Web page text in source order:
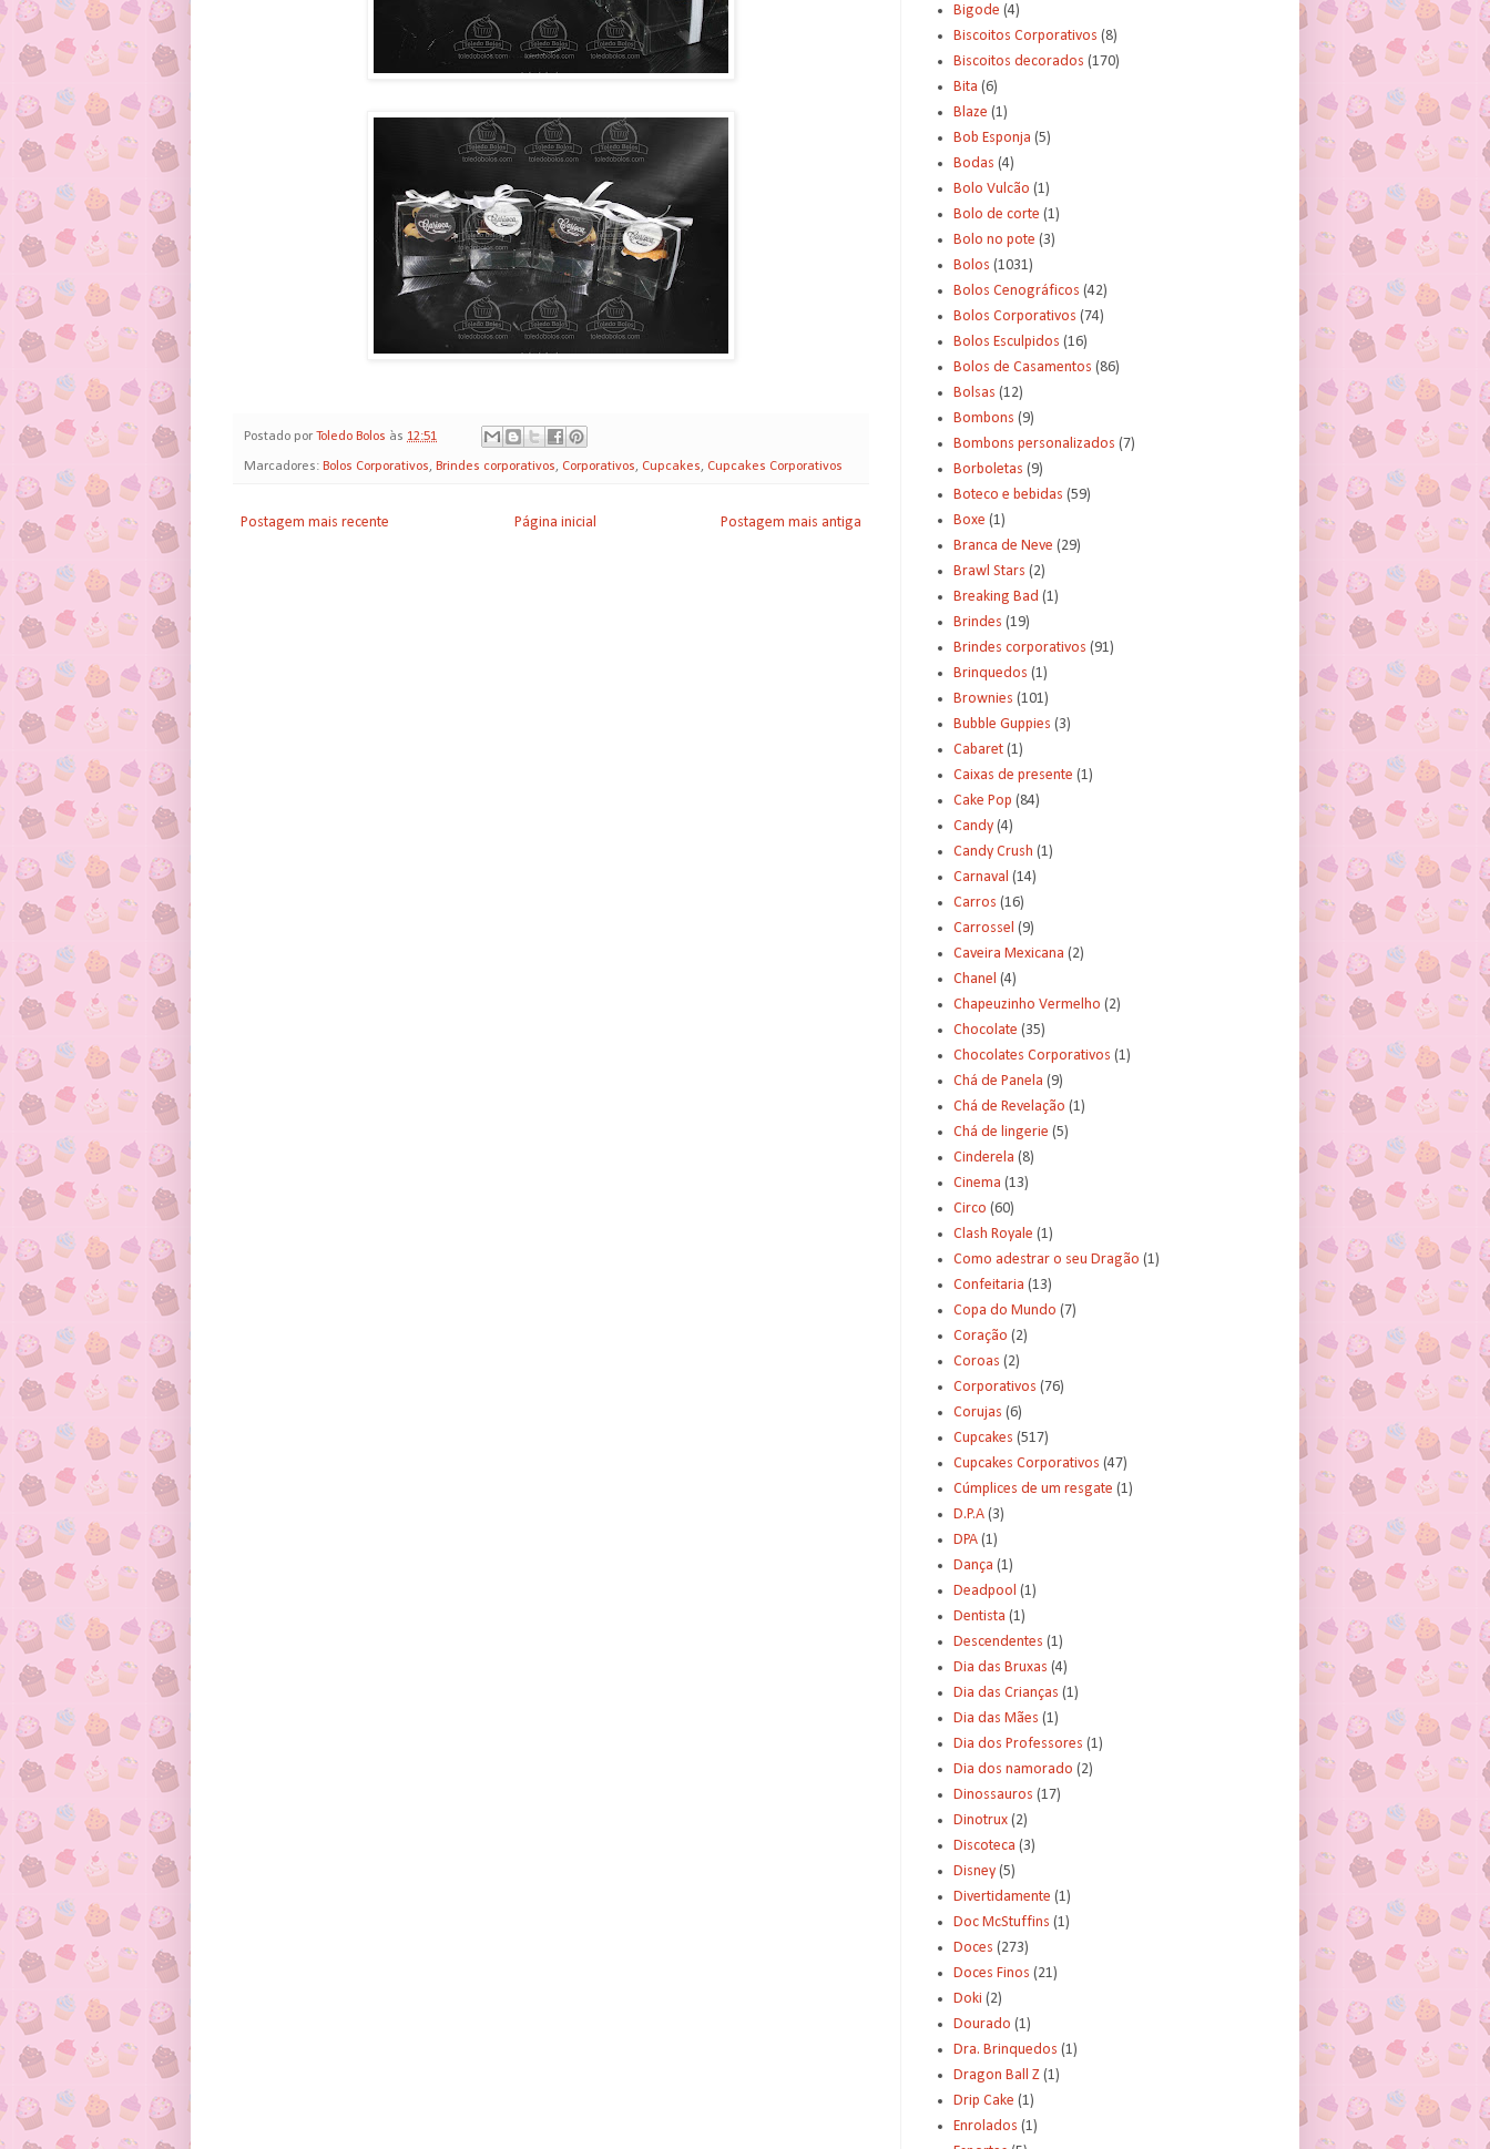
Postado por Toledo Bolos às 12:51
Marcadores: Bolos Corporativos, Brindes corporativos, Corporativos, Cupcakes, Cupcakes Corporativos
Postagem mais recente Postagem mais antiga
Página inicial
Bigode (4)
Biscoitos Corporativos (8)
Biscoitos decorados (170)
Bita (6)
Blaze (1)
Bob Esponja (5)
Bodas (4)
Bolo Vulcão (1)
Bolo de corte (1)
Bolo no pote (3)
Bolos (1031)
Bolos Cenográficos (42)
Bolos Corporativos (74)
Bolos Esculpidos (16)
Bolos de Casamentos (86)
Bolsas (12)
Bombons (9)
Bombons personalizados (7)
Borboletas (9)
Boteco e bebidas (59)
Boxe (1)
Branca de Neve (29)
Brawl Stars (2)
Breaking Bad (1)
Brindes (19)
Brindes corporativos (91)
Brinquedos (1)
Brownies (101)
Bubble Guppies (3)
Cabaret (1)
Caixas de presente (1)
Cake Pop (84)
Candy (4)
Candy Crush (1)
Carnaval (14)
Carros (16)
Carrossel (9)
Caveira Mexicana (2)
Chanel (4)
Chapeuzinho Vermelho (2)
Chocolate (35)
Chocolates Corporativos (1)
Chá de Panela (9)
Chá de Revelação (1)
Chá de lingerie (5)
Cinderela (8)
Cinema (13)
Circo (60)
Clash Royale (1)
Como adestrar o seu Dragão (1)
Confeitaria (13)
Copa do Mundo (7)
Coração (2)
Coroas (2)
Corporativos (76)
Corujas (6)
Cupcakes (517)
Cupcakes Corporativos (47)
Cúmplices de um resgate (1)
D.P.A (3)
DPA (1)
Dança (1)
Deadpool (1)
Dentista (1)
Descendentes (1)
Dia das Bruxas (4)
Dia das Crianças (1)
Dia das Mães (1)
Dia dos Professores (1)
Dia dos namorado (2)
Dinossauros (17)
Dinotrux (2)
Discoteca (3)
Disney (5)
Divertidamente (1)
Doc McStuffins (1)
Doces (273)
Doces Finos (21)
Doki (2)
Dourado (1)
Dra. Brinquedos (1)
Dragon Ball Z (1)
Drip Cake (1)
Enrolados (1)